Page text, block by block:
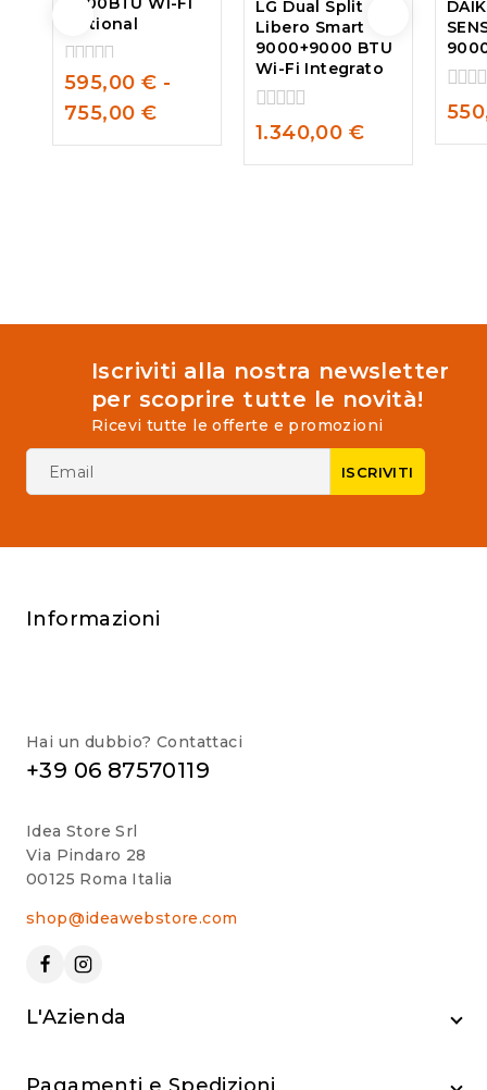
Optional
0
out
of
5
595,00 € -
755,00 €
LG Dual Split
Libero Smart
9000+9000 BTU
Wi-Fi Integrato
0
out
of
1.340,00 €
0
out
of
Iscriviti alla nostra newsletter
per scoprire tutte le novità!
Ricevi tutte le offerte e promozioni
Informazioni
Hai un dubbio? Contattaci
+39 06 87570119
Idea Store Srl
Via Pindaro 28
00125 Roma Italia
shop@ideawebstore.com
L'Azienda